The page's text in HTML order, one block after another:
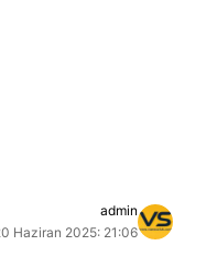
admin
Haziran 2025: 21:06